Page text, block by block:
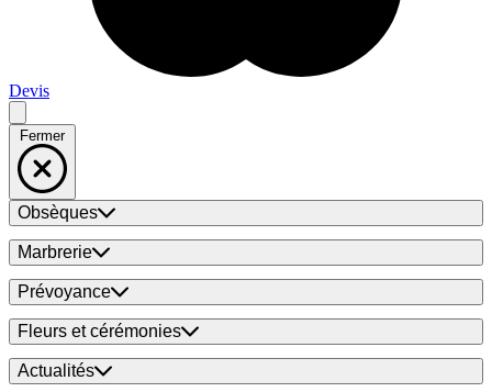
Devis
Fermer
Obsèques
Marbrerie
Prévoyance
Fleurs et cérémonies
Actualités